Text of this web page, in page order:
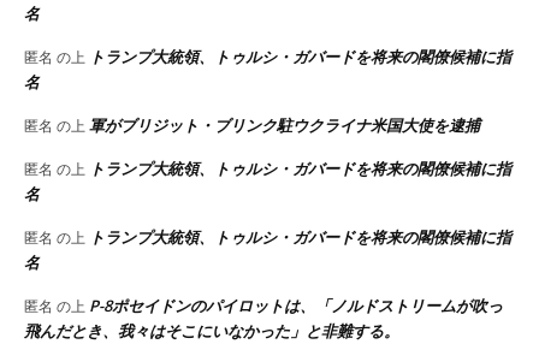
名
匿名 の上 トランプ大統領、トゥルシ・ガバードを将来の閣僚候補に指
名
匿名 の上 軍がブリジット・ブリンク駐ウクライナ米国大使を逮捕
匿名 の上 トランプ大統領、トゥルシ・ガバードを将来の閣僚候補に指
名
匿名 の上 トランプ大統領、トゥルシ・ガバードを将来の閣僚候補に指
名
匿名 の上 P-8ポセイドンのパイロットは、「ノルドストリームが吹っ
飛んだとき、我々はそこにいなかった」と非難する。